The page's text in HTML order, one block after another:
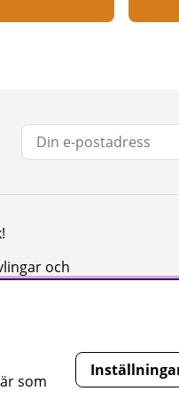
och
som